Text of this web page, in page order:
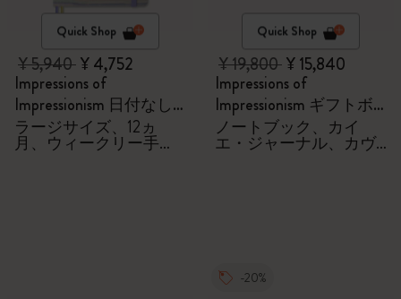
Quick Shop
¥ 5,940¥ 4,752
Impressions of
Impressionism 日付なし
ダイアリー/手帳
ラージサイズ、12ヵ
月、ウィークリー手
Quick Shop
¥ 19,800¥ 15,840
Impressions of
Impressionism ギフトボ
ックス
ノートブック、カイ
エ・ジャーナル、カヴ
-20%